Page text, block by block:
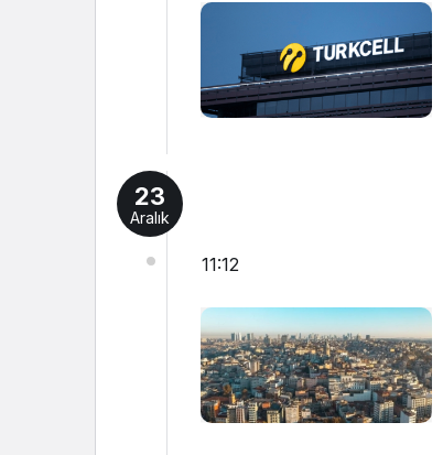
23
Aralık
11:12